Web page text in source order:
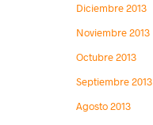
Diciembre 2013
Noviembre 2013
Octubre 2013
Septiembre 2013
Agosto 2013